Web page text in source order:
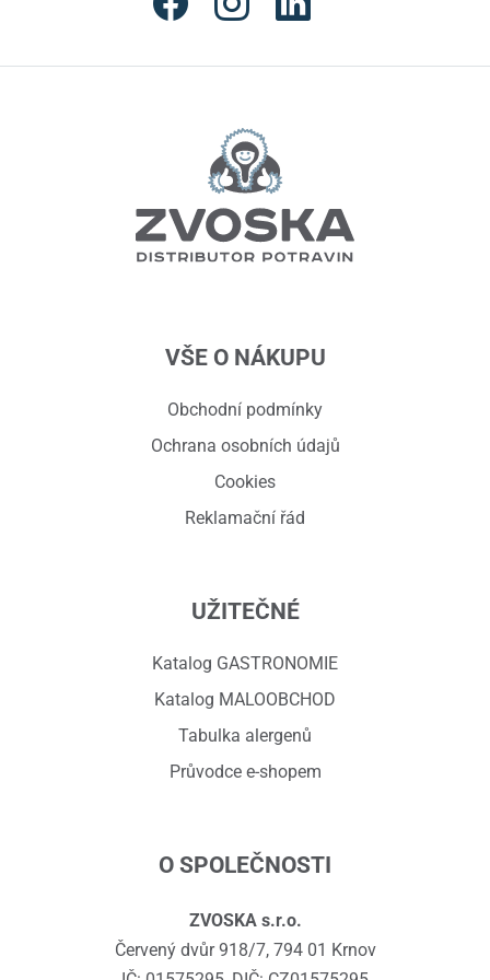
VŠE O NÁKUPU
Obchodní podmínky
Ochrana osobních údajů
Cookies
Reklamační řád
UŽITEČNÉ
Katalog GASTRONOMIE
Katalog MALOOBCHOD
Tabulka alergenů
Průvodce e-shopem
O SPOLEČNOSTI
ZVOSKA s.r.o.
Červený dvůr 918/7, 794 01 Krnov